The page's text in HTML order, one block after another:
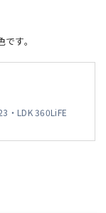
す。
・LDK 360LiFE